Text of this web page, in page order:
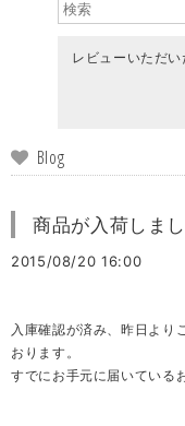
レビューいただい
Blog
商品が入荷しまし
2015/08/20 16:00
入庫確認が済み、昨日より
おります。
すでにお手元に届いている